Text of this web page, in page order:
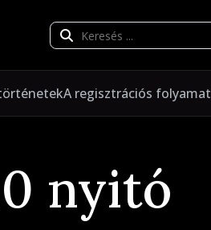
A regisztrációs folyamat
nyitó